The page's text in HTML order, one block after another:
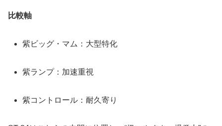
比較軸
紫ビッグ・マム：大型特化
紫ランプ：加速重視
紫コントロール：耐久寄り